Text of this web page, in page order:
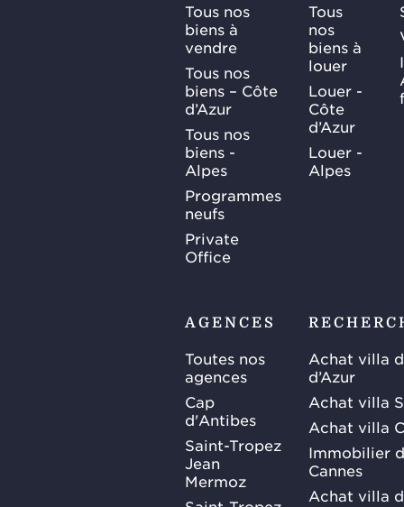
Tous nos
biens à
vendre
Tous nos
biens – Côte
d’Azur
Tous nos
biens -
Alpes
Programmes
neufs
Private
Office
Tous
nos
biens à
louer
Louer -
Côte
d’Azur
Louer -
Alpes
AGENCES
Toutes nos
agences
Cap
d'Antibes
Saint-Tropez
Jean
Mermoz
Achat villa
d’Azur
Achat villa
Achat villa
Immobilier
Cannes
Achat villa